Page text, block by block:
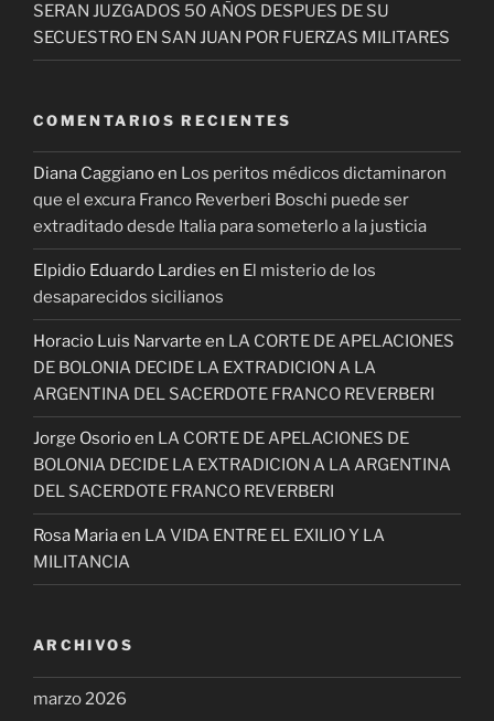
SERAN JUZGADOS 50 AÑOS DESPUES DE SU
SECUESTRO EN SAN JUAN POR FUERZAS MILITARES
COMENTARIOS RECIENTES
Diana Caggianoen Los peritos médicos dictaminaron
que el excura Franco Reverberi Boschi puede ser
extraditado desde Italia para someterlo a la justicia
Elpidio Eduardo Lardies en El misterio de los
desaparecidos sicilianos
Horacio Luis Narvarte en LA CORTE DE APELACIONES
DE BOLONIA DECIDE LA EXTRADICION A LA
ARGENTINA DEL SACERDOTE FRANCO REVERBERI
Jorge Osorioen LA CORTE DE APELACIONES DE
BOLONIA DECIDE LA EXTRADICION A LA ARGENTINA
DEL SACERDOTE FRANCO REVERBERI
Rosa Mariaen LA VIDA ENTRE EL EXILIO Y LA
MILITANCIA
ARCHIVOS
marzo 2026